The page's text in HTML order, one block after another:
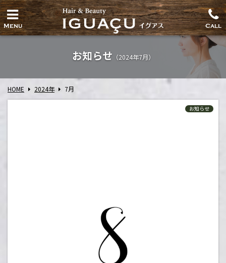
Menu Call
お知らせ （2024年7月）
HOME 2024年 7月
お知らせ